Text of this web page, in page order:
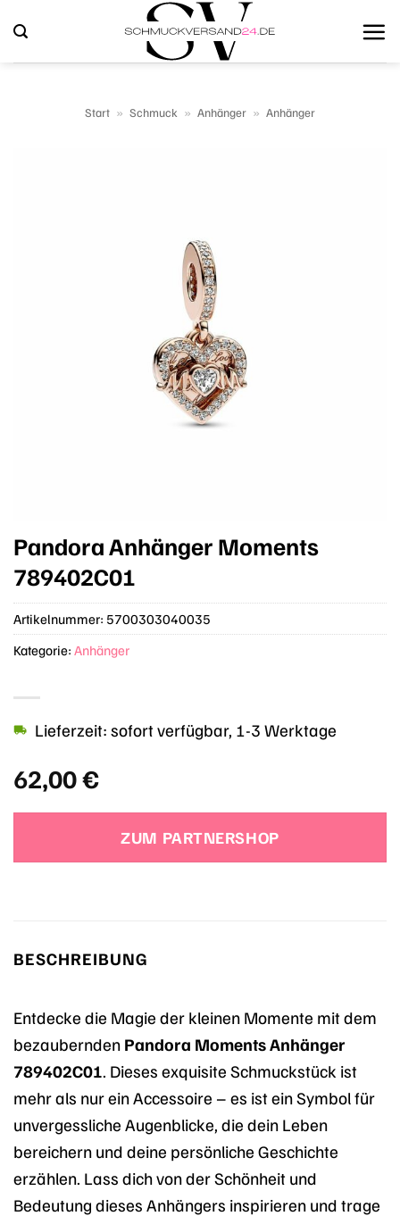
Inhalt
springen
Start » Schmuck » Anhänger » Anhänger
Pandora Anhänger Moments
789402C01
62,00€
Lieferzeit: sofort verfügbar, 1-3 Werktage
ZUM PARTNERSHOP
Artikelnummer: 5700303040035
Kategorie: Anhänger
BESCHREIBUNG
Entdecke die Magie der kleinen Momente mit dem
bezaubernden Pandora Moments Anhänger
789402C01 . Dieses exquisite Schmuckstück ist
mehr als nur ein Accessoire – es ist ein Symbol für
unvergessliche Augenblicke, die dein Leben
bereichern und deine persönliche Geschichte
erzählen. Lass dich von der Schönheit und
Bedeutung dieses Anhängers inspirieren und trage